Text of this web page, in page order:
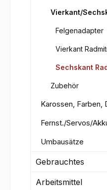
Vierkant/
Felgenadapter
Vierkant
Sechskant
Zubehör
Karossen, Farben,
Fernst./Servos/
Umbausätze
Gebrauchtes
Arbeitsmittel